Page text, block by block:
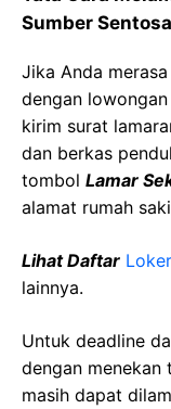
Sumber Sentosa
Jika Anda
dengan
kirim surat
dan berkas
tombol Lamar
alamat rumah
Lihat Daftar
lainnya.
Untuk deadline
dengan
masih dapat